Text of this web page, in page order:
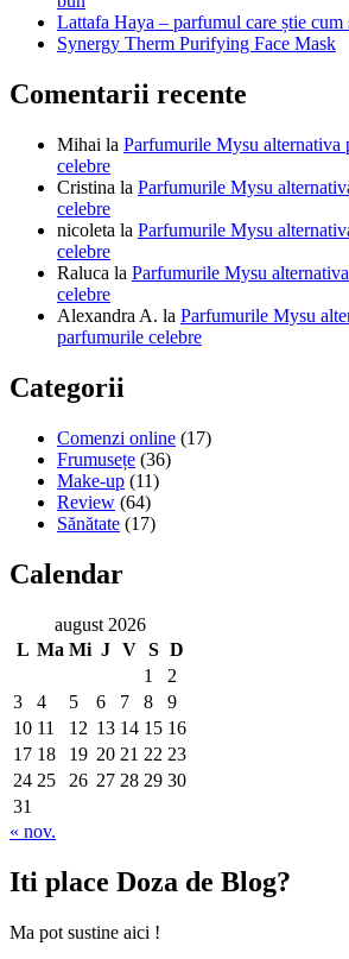
Lattafa Haya – parfumul care știe cum
Synergy Therm Purifying Face Mask
Comentarii recente
Mihai la Parfumurile Mysu alternativa
celebre
Cristina la Parfumurile Mysu
celebre
nicoleta la Parfumurile Mysu
celebre
Raluca la Parfumurile Mysu
celebre
Alexandra A. la Parfumurile Mysu
parfumurile celebre
Categorii
Comenzi online (17)
Frumusețe (36)
Make-up (11)
Review (64)
Sănătate (17)
Calendar
august 2026
L Ma Mi J V S D
1
2
3
4 5 6 7 8
9
10 11 12 13 14 15 16
17 18 19 20 21 22 23
24 25 26 27 28 29 30
31
« nov.
Iti place Doza de Blog?
Ma pot sustine aici !